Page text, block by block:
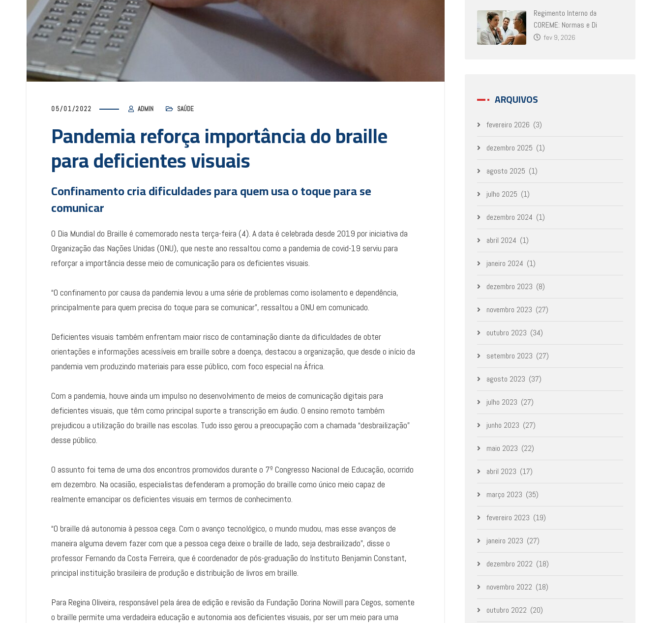
05/01/2022 ADMIN SAÚDE
Pandemia reforça importância do braille
para deficientes visuais
Confinamento cria dificuldades para quem usa o toque para se
comunicar
O Dia Mundial do Braille é comemorado nesta terça-feira (4). A data é celebrada desde 2019 por iniciativa da
Organização das Nações Unidas (ONU), que neste ano ressaltou como a pandemia de covid-19 serviu para
reforçar a importância desse meio de comunicação para os deficientes visuais.
“O confinamento por causa da pandemia levou a uma série de problemas como isolamento e dependência,
principalmente para quem precisa do toque para se comunicar”, ressaltou a ONU em comunicado.
Deficientes visuais também enfrentam maior risco de contaminação diante da dificuldades de obter
orientações e informações acessíveis em braille sobre a doença, destacou a organização, que desde o início da
pandemia vem produzindo materiais para esse público, com foco especial na África.
Com a pandemia, houve ainda um impulso no desenvolvimento de meios de comunicação digitais para
deficientes visuais, que têm como principal suporte a transcrição em áudio. O ensino remoto também
prejudicou a utilização do braille nas escolas. Tudo isso gerou a preocupação com a chamada “desbrailização”
desse público.
O assunto foi tema de uma dos encontros promovidos durante o 7º Congresso Nacional de Educação, ocorrido
em dezembro. Na ocasião, especialistas defenderam a promoção do braille como único meio capaz de
realmente emancipar os deficientes visuais em termos de conhecimento.
“O braille dá autonomia à pessoa cega. Com o avanço tecnológico, o mundo mudou, mas esse avanços de
maneira alguma devem fazer com que a pessoa cega deixe o braille de lado, seja desbrailizado”, disse o
professor Fernando da Costa Ferreira, que é coordenador de pós-graduação do Instituto Benjamin Constant,
principal instituição brasileira de produção e distribuição de livros em braille.
Para Regina Oliveira, responsável pela área de edição e revisão da Fundação Dorina Nowill para Cegos, somente
o braille permite uma verdadeira educação e autonomia aos deficientes visuais, por ser um meio para uma
Regimento Interno da
COREME: Normas e Di
fev 9, 2026
ARQUIVOS
fevereiro 2026 (3)
dezembro 2025 (1)
agosto 2025 (1)
julho 2025 (1)
dezembro 2024 (1)
abril 2024 (1)
janeiro 2024 (1)
dezembro 2023 (8)
novembro 2023 (27)
outubro 2023 (34)
setembro 2023 (27)
agosto 2023 (37)
julho 2023 (27)
junho 2023 (27)
maio 2023 (22)
abril 2023 (17)
março 2023 (35)
fevereiro 2023 (19)
janeiro 2023 (27)
dezembro 2022 (18)
novembro 2022 (18)
outubro 2022 (20)